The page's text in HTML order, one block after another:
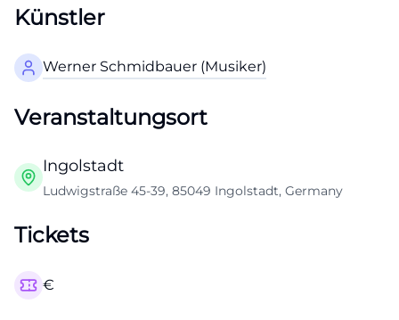
Künstler
Werner Schmidbauer (Musiker)
Veranstaltungsort
Ingolstadt
Ludwigstraße 45-39, 85049 Ingolstadt, Germany
Tickets
€